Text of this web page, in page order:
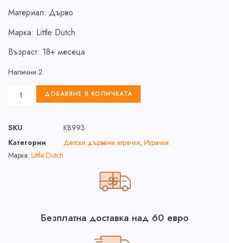
Материал: Дърво
Марка: Little Dutch
Възраст: 18+ месеца
Налични 2
ДОБАВЯНЕ В КОЛИЧКАТА
SKU
KB993
Категории
Детски дървени играчки, Играчки
Марка: Little Dutch
Безплатна доставка над 60 евро